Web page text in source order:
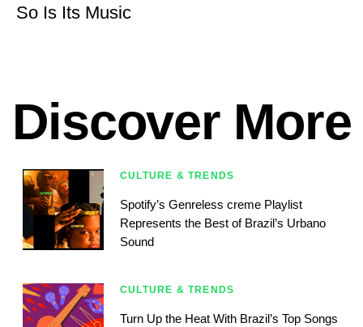
So Is Its Music
Discover More
CULTURE & TRENDS
Spotify’s Genreless creme Playlist
Represents the Best of Brazil’s Urbano
Sound
CULTURE & TRENDS
Turn Up the Heat With Brazil’s Top Songs